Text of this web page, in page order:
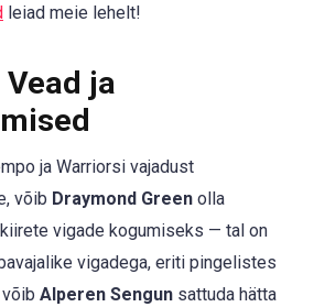
leiad meie lehelt!
ja
ja Warriorsi vajadust
võib Draymond Green olla
vigade kogumiseks — tal on
vigadega, eriti pingelistes
Alperen Sengun sattuda hätta